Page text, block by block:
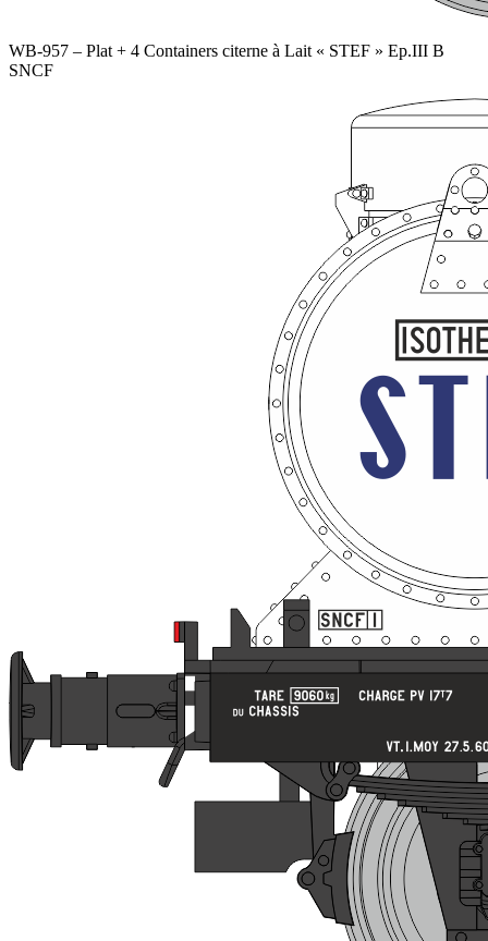
WB-957 – Plat + 4 Containers citerne à Lait « STEF » Ep.III B
SNCF